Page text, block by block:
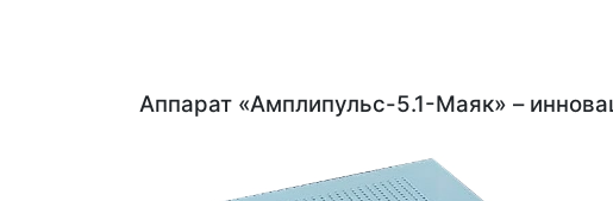
Аппарат «Амплипульс-5.1-Маяк» –